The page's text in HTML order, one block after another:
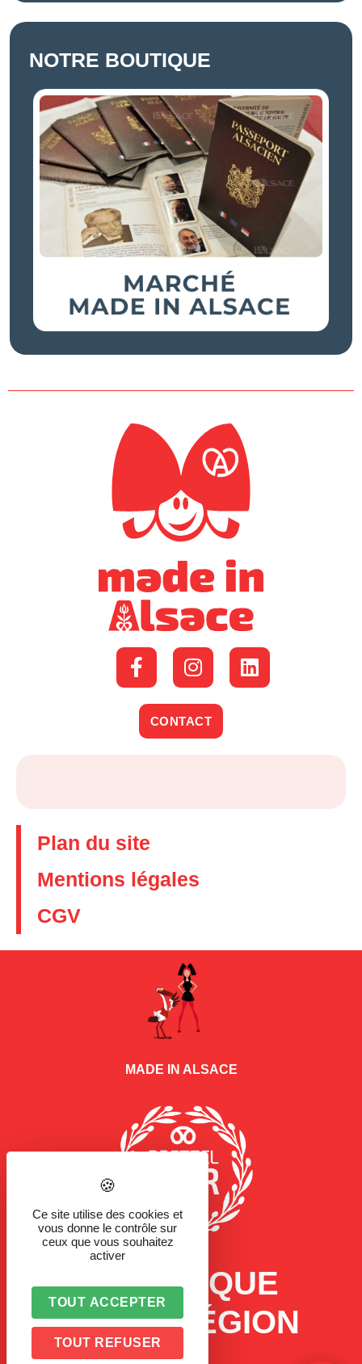
NOTRE BOUTIQUE
CONTACT
Plan du site
Mentions légales
CGV
MADE IN ALSACE
LA MARQUE
D'UNE RÉGION
Ce site utilise des cookies et
vous donne le contrôle sur
ceux que vous souhaitez
activer
TOUT ACCEPTER
TOUT REFUSER